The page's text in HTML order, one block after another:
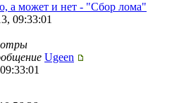
а может и нет - "Сбор лома"
09:33:01
Ugeen